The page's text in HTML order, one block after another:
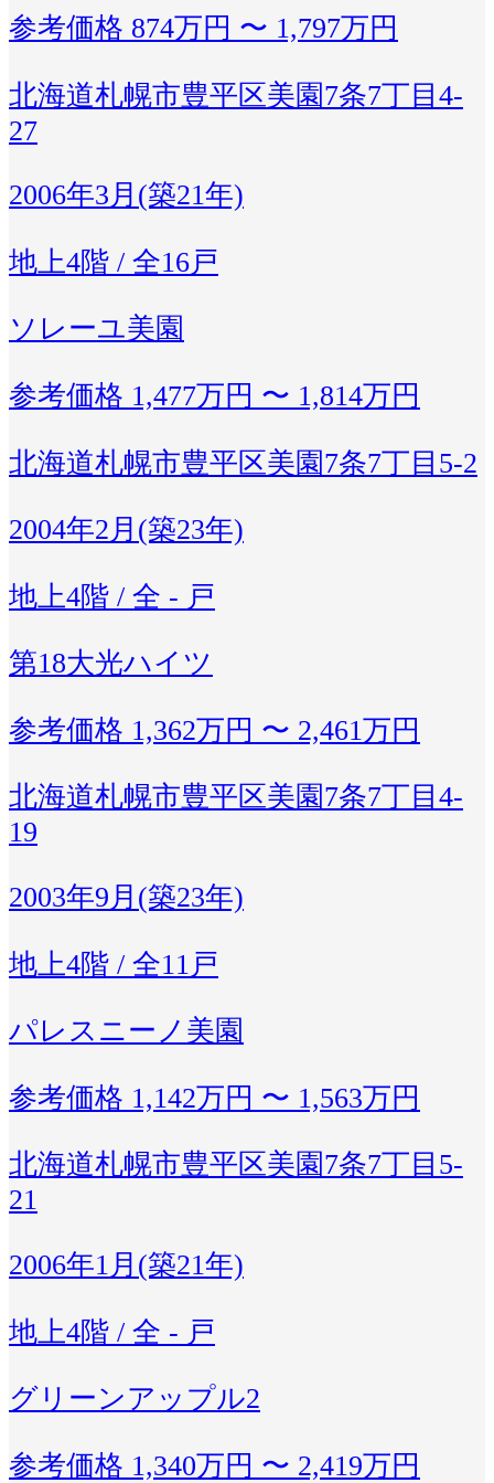
参考価格 874万円 〜 1,797万円
北海道札幌市豊平区美園7条7丁目4-
27
2006年3月(築21年)
地上4階 / 全16戸
ソレーユ美園
参考価格 1,477万円 〜 1,814万円
北海道札幌市豊平区美園7条7丁目5-2
2004年2月(築23年)
地上4階 / 全 - 戸
第18大光ハイツ
参考価格 1,362万円 〜 2,461万円
北海道札幌市豊平区美園7条7丁目4-
19
2003年9月(築23年)
地上4階 / 全11戸
パレスニーノ美園
参考価格 1,142万円 〜 1,563万円
北海道札幌市豊平区美園7条7丁目5-
21
2006年1月(築21年)
地上4階 / 全 - 戸
グリーンアップル2
参考価格 1,340万円 〜 2,419万円